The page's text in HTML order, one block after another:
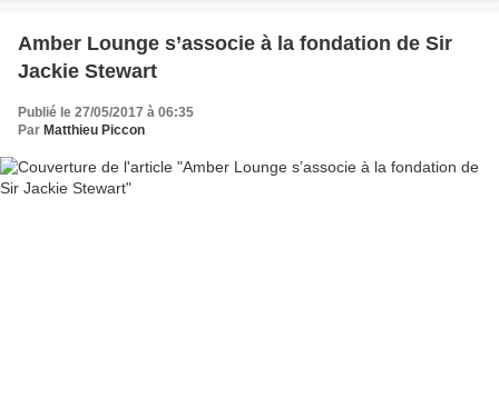
Amber Lounge s’associe à la fondation de Sir
Jackie Stewart
Publié le 27/05/2017 à 06:35
Par Matthieu Piccon